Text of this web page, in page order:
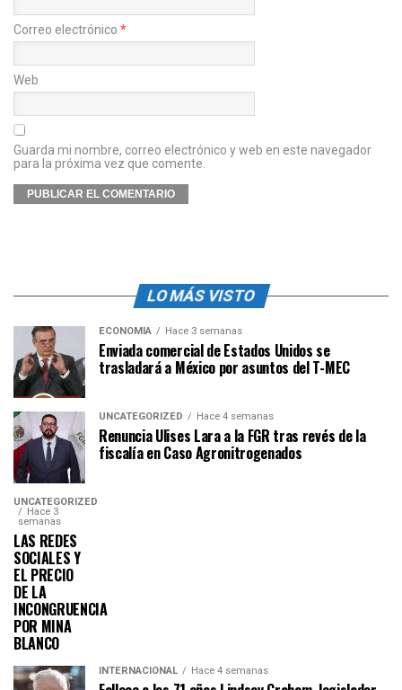
Correo electrónico *
Web
Guarda mi nombre, correo electrónico y web en este navegador
para la próxima vez que comente.
LO MÁS VISTO
ECONOMÍA Hace 3 semanas
Enviada comercial de Estados Unidos se
trasladará a México por asuntos del T-MEC
UNCATEGORIZED Hace 4 semanas
Renuncia Ulises Lara a la FGR tras revés de la
fiscalía en Caso Agronitrogenados
UNCATEGORIZED
Hace 3
semanas
LAS REDES
SOCIALES Y
EL PRECIO
DE LA
INCONGRUENCIA
POR MINA
BLANCO
INTERNACIONAL Hace 4 semanas